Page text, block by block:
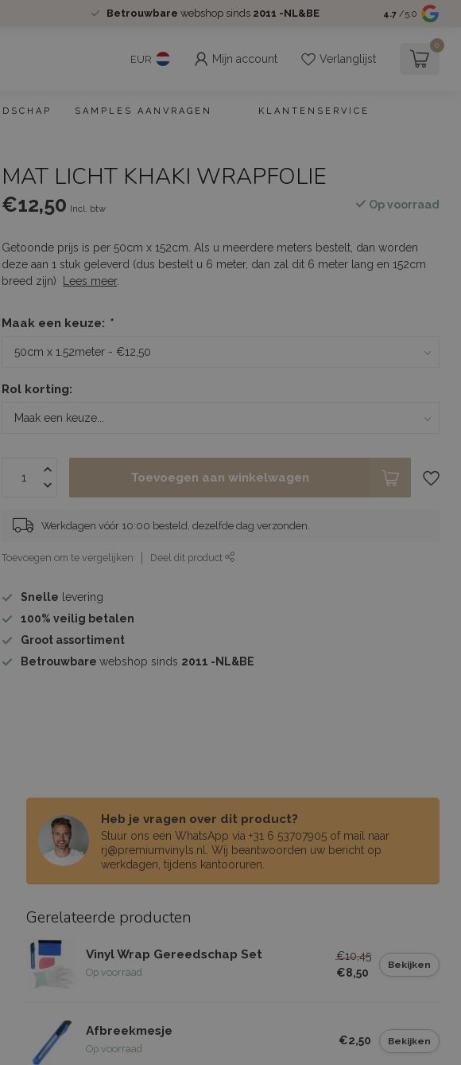
Betrouwbare webshop sinds 2011 -NL&BE 4.7 /5.0
EUR Mijn account Verlanglijst
0
SAMPLES AANVRAGEN KLANTENSERVICE
MAT LICHT KHAKI WRAPFOLIE
€12,50 Incl. btw Op voorraad
Getoonde prijs is per 50cm x 152cm. Als u meerdere meters bestelt, dan worden
deze aan 1 stuk geleverd (dus bestelt u 6 meter, dan zal dit 6 meter lang en 152cm
breed zijn)
Lees meer.
Maak een keuze: *
Rol korting:
Toevoegen aan winkelwagen
Werkdagen vóór 10:00 besteld, dezelfde dag verzonden.
Toevoegen om te vergelijken Deel dit product
Snelle levering
100%veilig betalen
Groot assortiment
Betrouwbarewebshop sinds 2011 -NL&BE
Heb je vragen over dit product?
Stuur ons een WhatsApp via +31 6 53707905 of mail naar
rj@premiumvinyls.nl
. Wij beantwoorden uw bericht op
werkdagen, tijdens kantooruren.
Gerelateerde producten
Vinyl Wrap Gereedschap Set
Op voorraad
€10,45
€8,50
Bekijken
Afbreekmesje
Op voorraad
€2,50 Bekijken